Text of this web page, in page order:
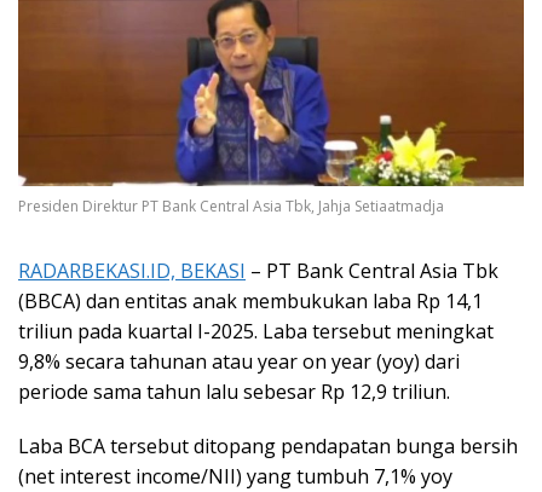
Presiden Direktur PT Bank Central Asia Tbk, Jahja Setiaatmadja
RADARBEKASI.ID, BEKASI – PT Bank Central Asia Tbk
(BBCA) dan entitas anak membukukan laba Rp 14,1
triliun pada kuartal I-2025. Laba tersebut meningkat
9,8% secara tahunan atau year on year (yoy) dari
periode sama tahun lalu sebesar Rp 12,9 triliun.
Laba BCA tersebut ditopang pendapatan bunga bersih
(net interest income/NII) yang tumbuh 7,1% yoy